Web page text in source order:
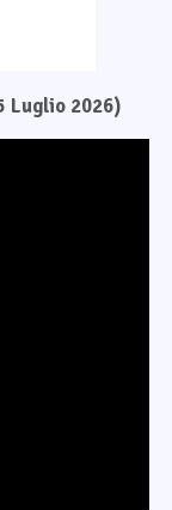
Luglio 2026)